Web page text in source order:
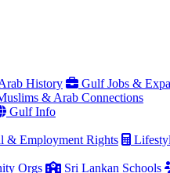
History Gulf Jobs &
& Arab Connections
Gulf Info
& Employment Rights
Orgs Sri Lankan Schools